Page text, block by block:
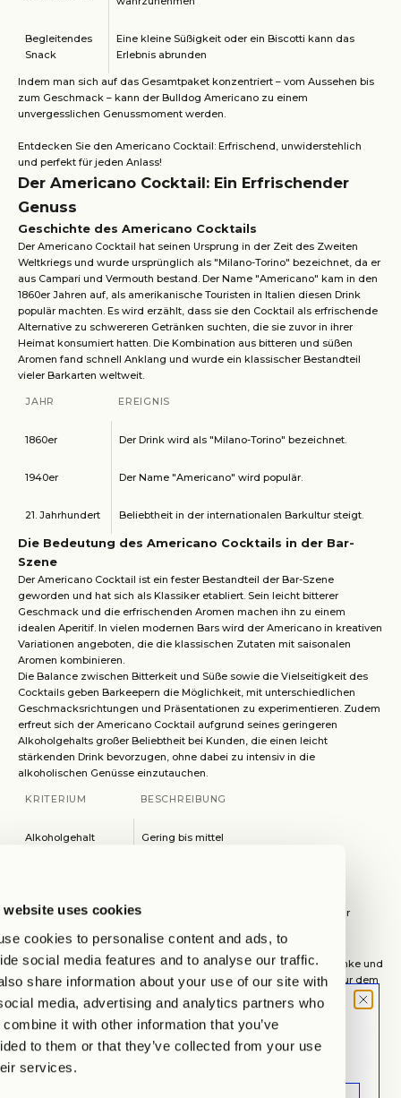
website uses cookies
cookies to personalise content and ads, to
social media features and to analyse our traffic.
share information about your use of our site with
media, advertising and analytics partners who
it with other information that you’ve
to them or that they’ve collected from your use
services.
Begleitendes
Snack
Eine kleine Süßigkeit oder ein Biscotti kann das
Erlebnis abrunden
Indem man sich auf das Gesamtpaket konzentriert – vom Aussehen bis
zum Geschmack – kann der Bulldog Americano zu einem
unvergesslichen Genussmoment werden.
Entdecken Sie den Americano Cocktail: Erfrischend, unwiderstehlich
und perfekt für jeden Anlass!
Der Americano Cocktail: Ein Erfrischender
Genuss
Geschichte des Americano Cocktails
Der Americano Cocktail hat seinen Ursprung in der Zeit des Zweiten
Weltkriegs und wurde ursprünglich als "Milano-Torino" bezeichnet, da er
aus Campari und Vermouth bestand. Der Name "Americano" kam in den
1860er Jahren auf, als amerikanische Touristen in Italien diesen Drink
populär machten. Es wird erzählt, dass sie den Cocktail als erfrischende
Alternative zu schwereren Getränken suchten, die sie zuvor in ihrer
Heimat konsumiert hatten. Die Kombination aus bitteren und süßen
Aromen fand schnell Anklang und wurde ein klassischer Bestandteil
vieler Barkarten weltweit.
JAHR EREIGNIS
1860er Der Drink wird als "Milano-Torino" bezeichnet.
1940er Der Name "Americano" wird populär.
21. Jahrhundert Beliebtheit in der internationalen Barkultur steigt.
Die Bedeutung des Americano Cocktails in der Bar-
Szene
Der Americano Cocktail ist ein fester Bestandteil der Bar-Szene
geworden und hat sich als Klassiker etabliert. Sein leicht bitterer
Geschmack und die erfrischenden Aromen machen ihn zu einem
idealen Aperitif. In vielen modernen Bars wird der Americano in kreativen
Variationen angeboten, die die klassischen Zutaten mit saisonalen
Aromen kombinieren.
Die Balance zwischen Bitterkeit und Süße sowie die Vielseitigkeit des
Cocktails geben Barkeepern die Möglichkeit, mit unterschiedlichen
Geschmacksrichtungen und Präsentationen zu experimentieren. Zudem
erfreut sich der Americano Cocktail aufgrund seines geringeren
Alkoholgehalts großer Beliebtheit bei Kunden, die einen leicht
stärkenden Drink bevorzugen, ohne dabei zu intensiv in die
alkoholischen Genüsse einzutauchen.
KRITERIUM BESCHREIBUNG
Alkoholgehalt Gering bis mittel
Beliebtheit Hoch in der internationalen Cocktailkultur
Was ist ein Americano Cocktail?
Der Americano Cocktail hat seinen Platz in der Welt der Mixgetränke und
ist für viele ein erfrischendes Erlebnis. Seine Beliebtheit ist nicht nur dem
Geschmack, sondern auch seiner Herkunft zu verdanken.
Die Ursprünge des Americano Cocktails
Der Americano hat seinen Ursprung in Italien und wurde ursprünglich als
einfacher Kaffee serviert. Die Entwicklung hin zum Cocktail begann
während des Zweiten Weltkriegs, als amerikanische Soldaten in Italien
MOOD LETTER
Sign up and don't miss any launches,
updates & specials.